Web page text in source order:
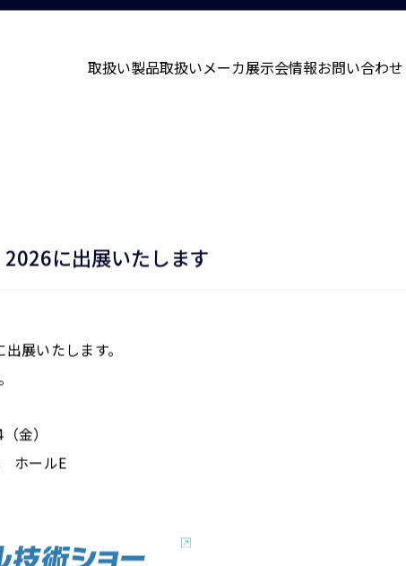
取扱い製品取扱いメーカ展示会情報お問い合わせ
に出展いたします
展いたします。
金）
ホールE